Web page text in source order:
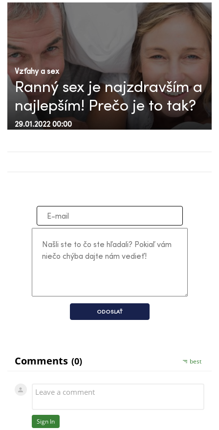
Vzťahy a sex
Ranný sex je najzdravším a
najlepším! Prečo je to tak?
29.01.2022 00:00
ODOSLAŤ